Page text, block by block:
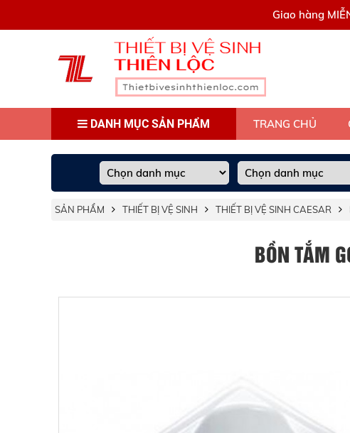
Giao hàng
DANH MỤC SẢN PHẨM TRANG CHỦ
SẢN PHẨM THIẾT BỊ VỆ SINH THIẾT BỊ VỆ SINH CAESAR
BỒN TẮM